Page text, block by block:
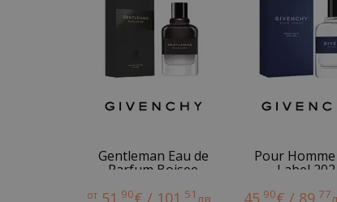
Gentleman Eau de
Parfum Boisee
от 51.90€ / 101.51лв.
Pour
Label
45.90€ / 89.77